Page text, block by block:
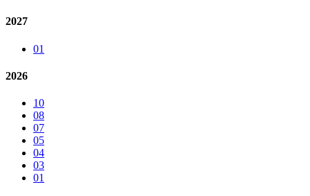
2027
01
2026
10
08
07
05
04
03
01